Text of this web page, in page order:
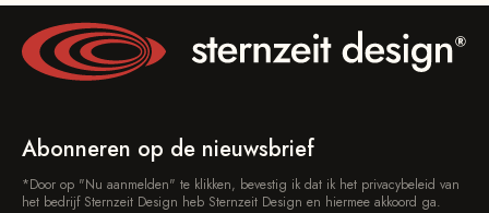
Abonneren op de nieuwsbrief
*Door op "Nu aanmelden" te klikken, bevestig ik dat ik het privacybeleid van
het bedrijf Sternzeit Design heb Sternzeit Design en hiermee akkoord ga.